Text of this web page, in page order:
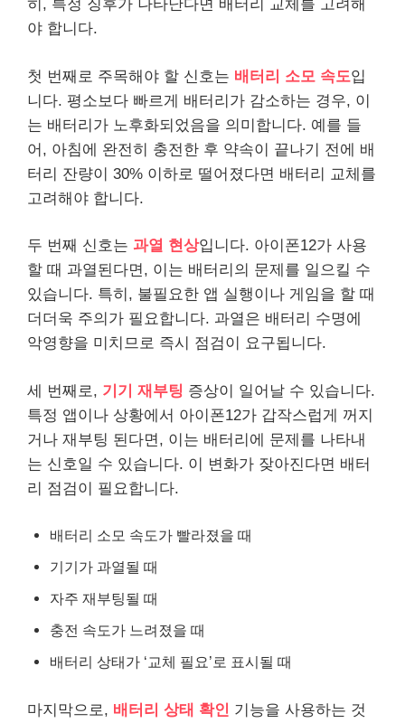
히, 특정 징후가 나타난다면 배터리 교체를 고려해
야 합니다.
첫 번째로 주목해야 할 신호는 배터리 소모 속도입
니다. 평소보다 빠르게 배터리가 감소하는 경우, 이
는 배터리가 노후화되었음을 의미합니다. 예를 들
어, 아침에 완전히 충전한 후 약속이 끝나기 전에 배
터리 잔량이 30% 이하로 떨어졌다면 배터리 교체를
고려해야 합니다.
두 번째 신호는 과열 현상입니다. 아이폰12가 사용
할 때 과열된다면, 이는 배터리의 문제를 일으킬 수
있습니다. 특히, 불필요한 앱 실행이나 게임을 할 때
더더욱 주의가 필요합니다. 과열은 배터리 수명에
악영향을 미치므로 즉시 점검이 요구됩니다.
세 번째로, 기기 재부팅 증상이 일어날 수 있습니다.
특정 앱이나 상황에서 아이폰12가 갑작스럽게 꺼지
거나 재부팅 된다면, 이는 배터리에 문제를 나타내
는 신호일 수 있습니다. 이 변화가 잦아진다면 배터
리 점검이 필요합니다.
배터리 소모 속도가 빨라졌을 때
기기가 과열될 때
자주 재부팅될 때
충전 속도가 느려졌을 때
배터리 상태가 ‘교체 필요’로 표시될 때
마지막으로, 배터리 상태 확인 기능을 사용하는 것